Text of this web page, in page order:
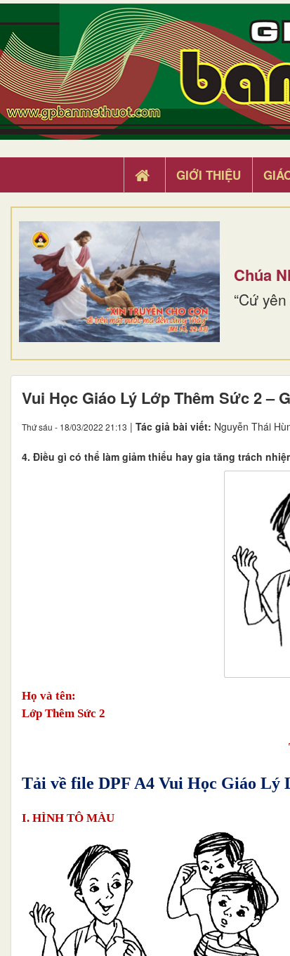
GIỚI THIỆU
Chúa
“Cứ
Vui Học Giáo Lý Lớp Thêm Sức 2 –
Thứ sáu - 18/03/2022 21:13 | Tác giả bài viết: Nguyễn Thái
4. Điều gì có thể làm giảm thiểu hay gia tăng trách
Họ và tên:
Lớp Thêm Sức 2
Tải về file DPF A4 Vui Học Giáo Lý
I. HÌNH TÔ MÀU